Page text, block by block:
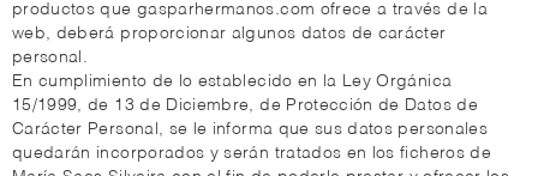
productos que gasparhermanos.com ofrece a través de la
web, deberá proporcionar algunos datos de carácter
personal.
En cumplimiento de lo establecido en la Ley Orgánica
15/1999, de 13 de Diciembre, de Protección de Datos de
Carácter Personal, se le informa que sus datos personales
quedarán incorporados y serán tratados en los ficheros de